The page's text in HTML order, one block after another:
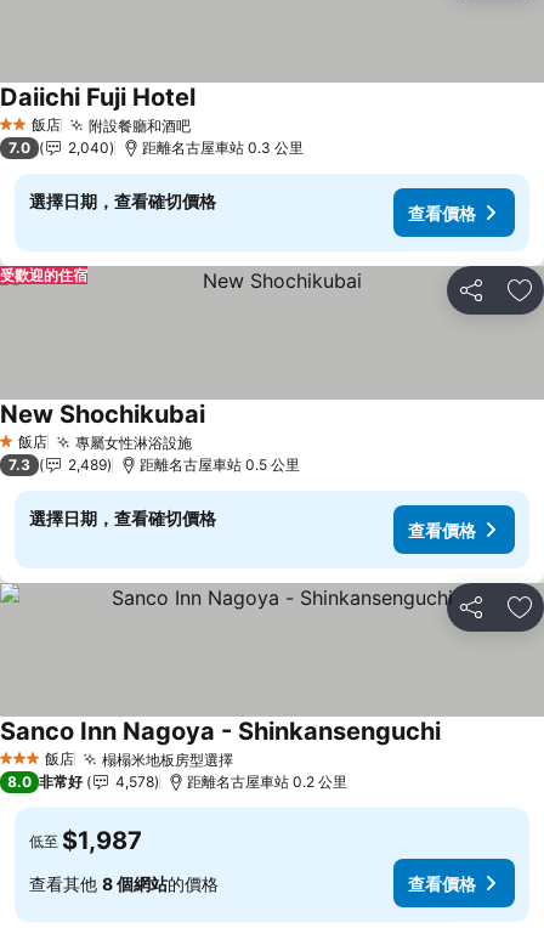
2 星級飯店 附設餐廳和酒吧查看價格
Daiichi Fuji Hotel查看價格
7.0 2,040 距離名古屋車站 0.3 公里
選擇日期，查看確切價格
查看價格
分享 加
受歡迎的住宿
1 星級
飯店 專屬女性淋浴設施查看價格
New Shochikubai查看價格
7.3 2,489 距離名古屋車站 0.5 公里
選擇日期，查看確切價格
查看價格
分享 加
3 星級 飯店 榻榻米地板房型選擇查看價格
Sanco Inn Nagoya - Shinkansenguchi查看價格
8.0 非常好 4,578 距離名古屋車站 0.2 公里
低至 $1,987
查看其他 8 個網站的價格 查看價格